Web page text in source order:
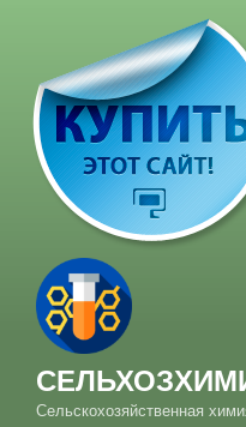
содержимому
Сельскохозяйственная